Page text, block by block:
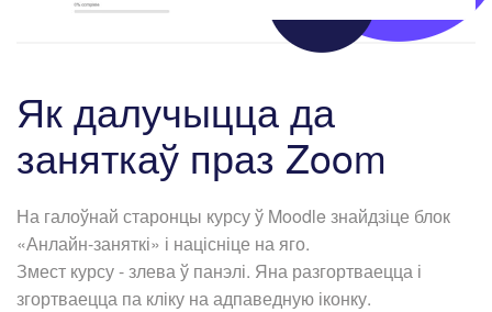
Як далучыцца да
заняткаў праз Zoom
На галоўнай старонцы курсу ў Moodle знайдзіце блок
«Анлайн-заняткі» і націсніце на яго.
Змест курсу - злева ў панэлі. Яна разгортваецца і
згортваецца па кліку на адпаведную іконку.